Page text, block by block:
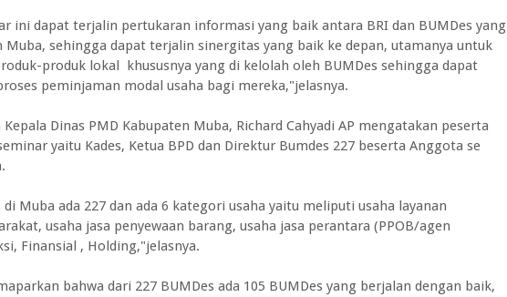
ini dapat terjalin pertukaran informasi yang baik antara BRI dan BUMDes yang
Muba, sehingga dapat terjalin sinergitas yang baik ke depan, utamanya untuk
produk lokal khususnya yang di kelolah oleh BUMDes sehingga dapat
peminjaman modal usaha bagi mereka,"jelasnya.
Dinas PMD Kabupaten Muba, Richard Cahyadi AP mengatakan peserta
yaitu Kades, Ketua BPD dan Direktur Bumdes 227 beserta Anggota se
di Muba ada 227 dan ada 6 kategori usaha yaitu meliputi usaha layanan
usaha jasa penyewaan barang, usaha jasa perantara (PPOB/agen
Finansial , Holding,"jelasnya.
bahwa dari 227 BUMDes ada 105 BUMDes yang berjalan dengan baik,